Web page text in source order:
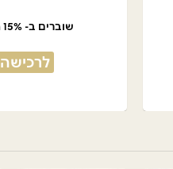
שוברים ב- 15% הנחה
לרכישה